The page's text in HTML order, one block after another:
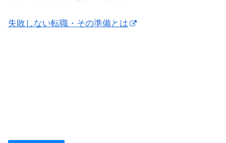
失敗しない転職・その準備とは